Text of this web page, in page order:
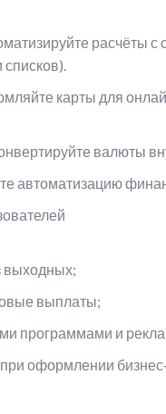
расчёты с
карты для
валюты
автоматизацию
выходных;
выплаты;
программами и
оформлении